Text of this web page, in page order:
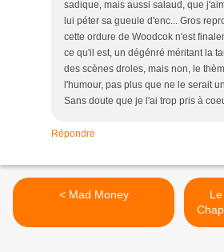
sadique, mais aussi salaud, que
lui péter sa gueule d'enc... Gros
cette ordure de Woodcok n'est
ce qu'il est, un dégénré méritant la
des scènes droles, mais non, le
l'humour, pas plus que ne le serait
Sans doute que je l'ai trop pris à
Répondre
< Mad Money